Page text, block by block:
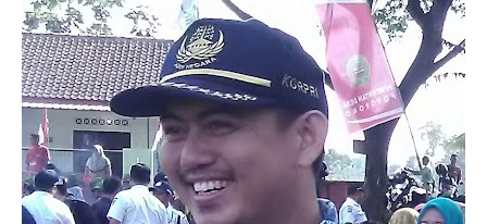
Wakil Kepala Sekolah Urusan Kurikulum.